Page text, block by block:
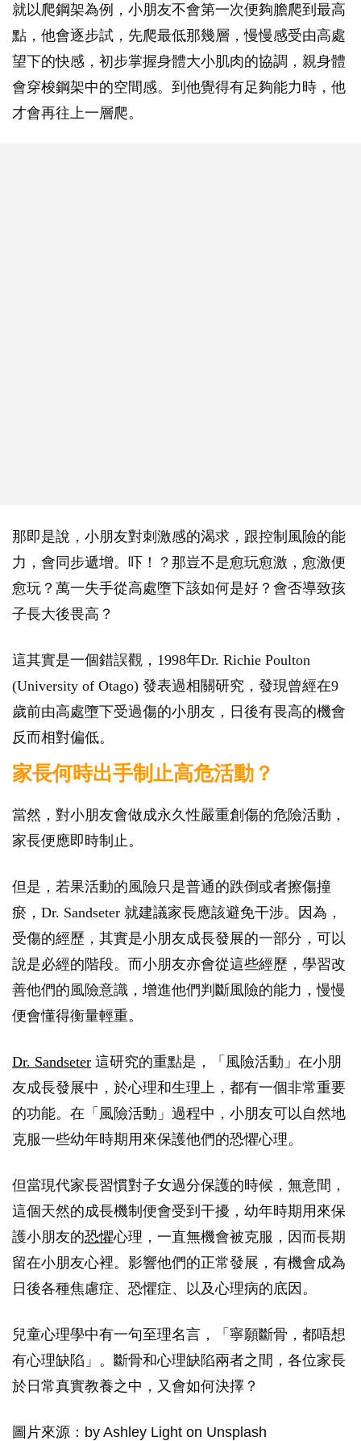
就以爬鋼架為例，小朋友不會第一次便夠膽爬到最高
點，他會逐步試，先爬最低那幾層，慢慢感受由高處
望下的快感，初步掌握身體大小肌肉的協調，親身體
會穿梭鋼架中的空間感。到他覺得有足夠能力時，他
才會再往上一層爬。
那即是說，小朋友對刺激感的渴求，跟控制風險的能
力，會同步遞增。 吓！？那豈不是愈玩愈激，愈激便
愈玩？萬一失手從高處墮下該如何是好？會否導致孩
子長大後畏高？
這其實是一個錯誤觀，1998年Dr. Richie Poulton
(University of Otago) 發表過相關研究，發現曾經在9
歲前由高處墮下受過傷的小朋友，日後有畏高的機會
反而相對偏低。
家長何時出手制止高危活動？
當然，對小朋友會做成永久性嚴重創傷的危險活動，
家長便應即時制止。
但是，若果活動的風險只是普通的跌倒或者擦傷撞
瘀，Dr. Sandseter 就建議家長應該避免干涉。因為，
受傷的經歷，其實是小朋友成長發展的一部分，可以
說是必經的階段。而小朋友亦會從這些經歷，學習改
善他們的風險意識，增進他們判斷風險的能力，慢慢
便會懂得衡量輕重。
Dr. Sandseter 這研究的重點是，「風險活動」在小朋
友成長發展中，於心理和生理上，都有一個非常重要
的功能。在「風險活動」過程中，小朋友可以自然地
克服一些幼年時期用來保護他們的恐懼心理。
但當現代家長習慣對子女過分保護的時候，無意間，
這個天然的成長機制便會受到干擾，幼年時期用來保
護小朋友的恐懼心理，一直無機會被克服，因而長期
留在小朋友心裡。影響他們的正常發展，有機會成為
日後各種焦慮症、恐懼症、以及心理病的底因。
兒童心理學中有一句至理名言，「寧願斷骨，都唔想
有心理缺陷」。斷骨和心理缺陷兩者之間，各位家長
於日常真實教養之中，又會如何決擇？
圖片來源：by Ashley Light on Unsplash